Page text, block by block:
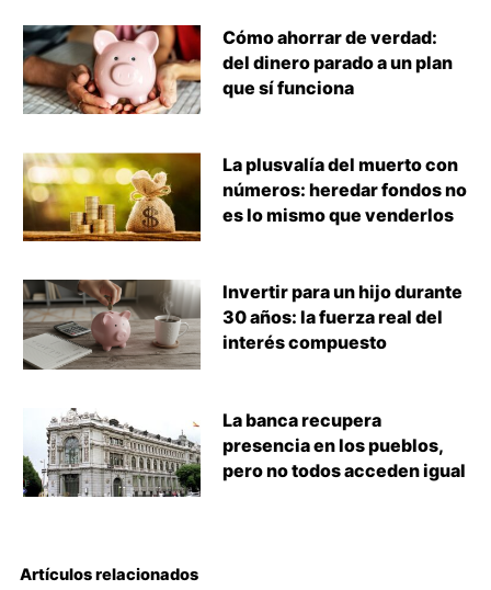
Cómo ahorrar de verdad:
del dinero parado a un plan
que sí funciona
La plusvalía del muerto con
números: heredar fondos no
es lo mismo que venderlos
Invertir para un hijo durante
30 años: la fuerza real del
interés compuesto
La banca recupera
presencia en los pueblos,
pero no todos acceden igual
Artículos relacionados